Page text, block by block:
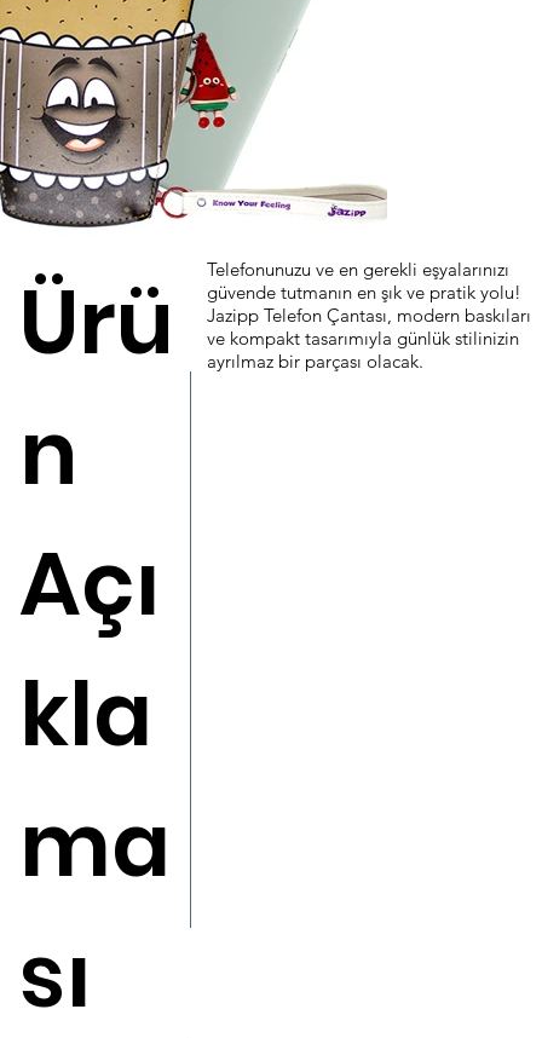
Ürü
n
Açı
kla
ma
sı
Telefonunuzu ve en gerekli eşyalarınızı
güvende tutmanın en şık ve pratik yolu!
Jazipp Telefon Çantası, modern baskıları
ve kompakt tasarımıyla günlük stilinizin
ayrılmaz bir parçası olacak.